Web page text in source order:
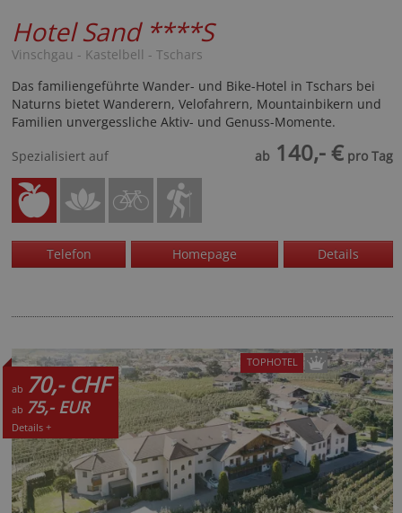
Hotel Sand ****S
Vinschgau - Kastelbell - Tschars
Das familiengeführte Wander- und Bike-Hotel in Tschars bei
Naturns bietet Wanderern, Velofahrern, Mountainbikern und
Familien unvergessliche Aktiv- und Genuss-Momente.
Spezialisiert auf
ab 140,- € pro Tag
Telefon Homepage Details
ab 70,- CHF
ab 75,- EUR
Details +
TOPHOTEL